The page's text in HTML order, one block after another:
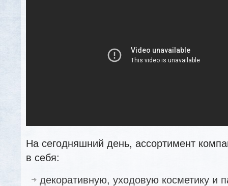
На сегодняшний день, ассортимент
в себя:
декоративную, уходовую косметику и